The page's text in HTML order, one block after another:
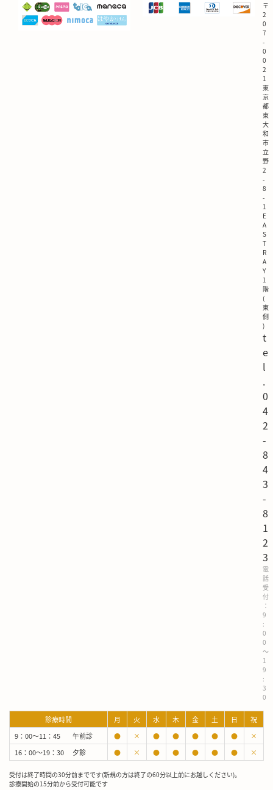
〒
2
0
7
-
0
0
2
1
東
京
都
東
大
和
市
立
野
2
-
8
-
1
E
A
S
T
R
A
Y
1
階
(
東
側
)
t
e
l
.
0
4
2
-
8
4
3
-
8
1
2
3
電
話
受
付
：
9
:
0
0
～
1
9
:
3
0
診療時間 月 火 水 木 金 土 日
祝
9：00～11：45
午前診 ● × ● ● ● ● ●
×
16：00～19：30
夕診 ● × ● ● ● ● ● ×
受付は終了時間の30分前までです(新規の方は終了の60分以上前にお越しください)。
診療開始の15分前から受付可能です